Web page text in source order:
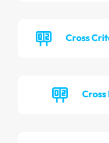
Cross
Cross